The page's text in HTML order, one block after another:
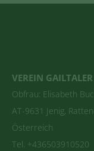
VEREIN
Obfrau: Elisabeth
AT-9631 Jenig,
Österreich
Tel. +436503910520